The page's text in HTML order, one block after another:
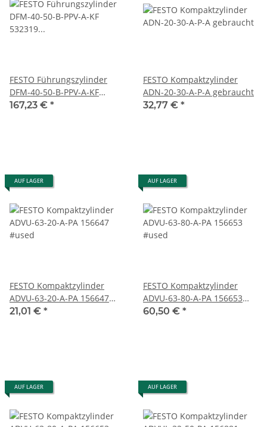
FESTO Führungszylinder
DFM-40-50-B-PPV-A-KF
532319 ED08 gebraucht
167,23 € *
FESTO Kompaktzylinder
ADN-20-30-A-P-A gebraucht
32,77 € *
AUF LAGER
FESTO Kompaktzylinder
ADVU-63-20-A-PA 156647
#used
21,01 € *
AUF LAGER
FESTO Kompaktzylinder
ADVU-63-80-A-PA 156653
#used
60,50 € *
AUF LAGER AUF LAGER